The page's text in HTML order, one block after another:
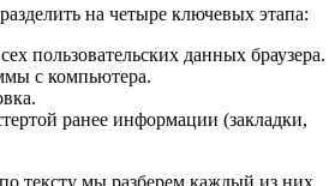
на четыре ключевых этапа:
пользовательских данных браузера.
с компьютера.
ранее информации (закладки,
тексту мы разберем каждый из них